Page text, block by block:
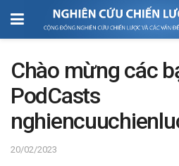
Chào mừng các
PodCasts
20/02/2023